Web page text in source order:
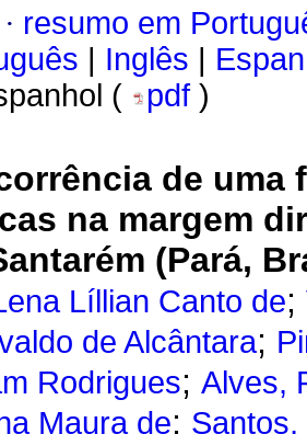
· resumo em
Inglês
(
pdf )
de uma
na margem
(Pará,
Líllian Canto de;
de Alcântara;
Rodrigues; Alves,
Maura de;